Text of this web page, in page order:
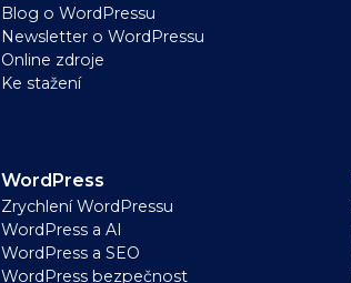
Blog o WordPressu
Newsletter o WordPressu
Online zdroje
Ke stažení
WordPress
Zrychlení WordPressu
WordPress a AI
WordPress a SEO
WordPress bezpečnost